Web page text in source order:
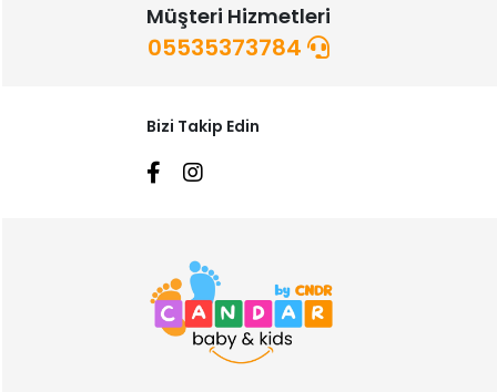
Müşteri Hizmetleri
05535373784
Bizi Takip Edin